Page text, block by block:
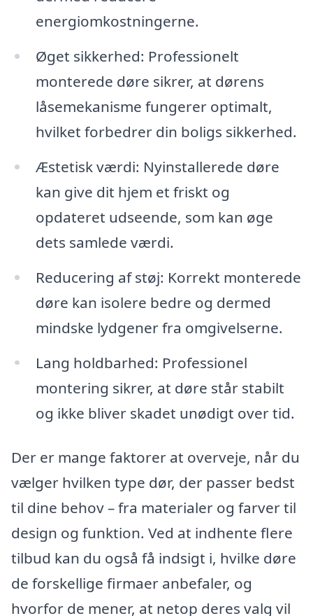
energiomkostningerne.
Øget sikkerhed: Professionelt
monterede døre sikrer, at dørens
låsemekanisme fungerer optimalt,
hvilket forbedrer din boligs sikkerhed.
Æstetisk værdi: Nyinstallerede døre
kan give dit hjem et friskt og
opdateret udseende, som kan øge
dets samlede værdi.
Reducering af støj: Korrekt monterede
døre kan isolere bedre og dermed
mindske lydgener fra omgivelserne.
Lang holdbarhed: Professionel
montering sikrer, at døre står stabilt
og ikke bliver skadet unødigt over tid.
Der er mange faktorer at overveje, når du
vælger hvilken type dør, der passer bedst
til dine behov – fra materialer og farver til
design og funktion. Ved at indhente flere
tilbud kan du også få indsigt i, hvilke døre
de forskellige firmaer anbefaler, og
hvorfor de mener, at netop deres valg vil